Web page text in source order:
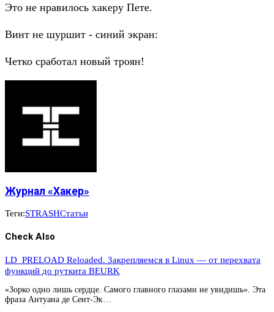
Это не нравилось хакеру Пете.
Винт не шуршит - синий экран:
Четко сработал новый троян!
Журнал «Хакер»
Теги:STRASHСтатьи
Check Also
LD_PRELOAD Reloaded. Закрепляемся в Linux — от перехвата
функций до руткита BEURK
«Зорко одно лишь сердце. Самого главного глазами не увидишь». Эта
фраза Антуана де Сент-Эк…